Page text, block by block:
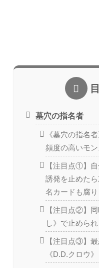
墓穴の指名者
《墓穴の指名
頻度の高いモ
【注目点①】
誘発を止めた
名カードも腐
【注目点②】
し》で止めら
【注目点③】
《D.D.クロウ